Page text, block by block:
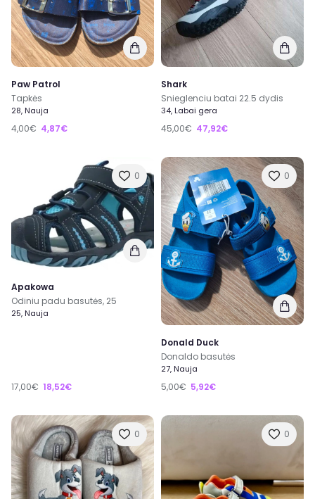
Paw Patrol
Tapkės
28, Nauja
4,00€ 4,87€
Shark
Snieglenciu batai 22.5 dydis
34, Labai gera
45,00€ 47,92€
0
Apakowa
Odiniu padu basutės, 25
25, Nauja
17,00€ 18,52€
0
Donald Duck
Donaldo basutės
27, Nauja
5,00€ 5,92€
0 0